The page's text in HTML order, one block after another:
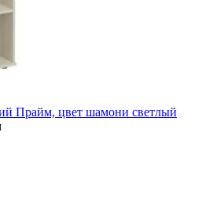
Прайм, цвет шамони светлый